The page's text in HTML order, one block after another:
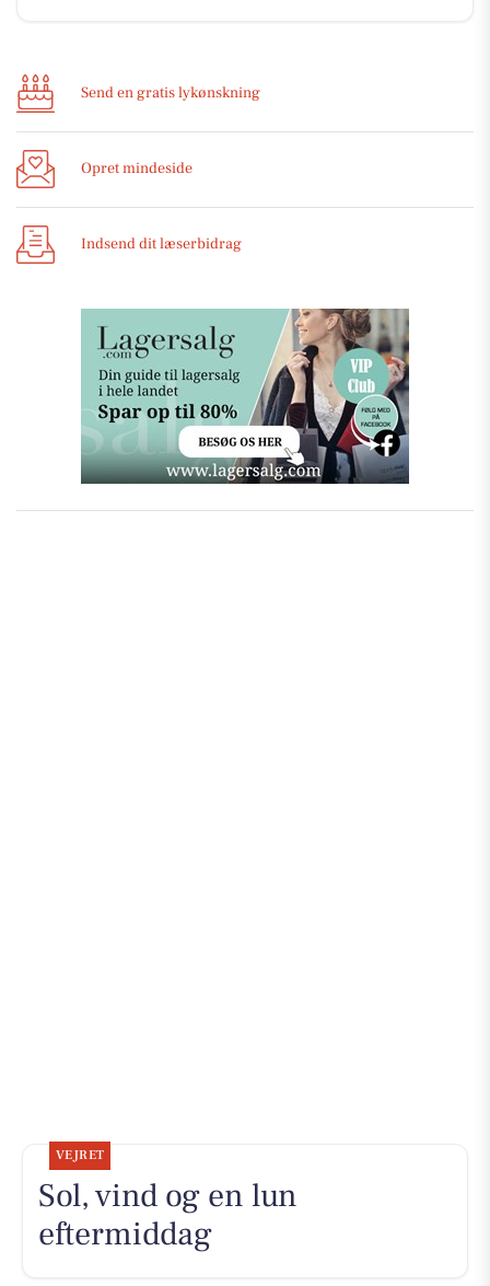
Send en gratis lykønskning
Opret mindeside
Indsend dit læserbidrag
VEJRET
Sol, vind og en lun
eftermiddag